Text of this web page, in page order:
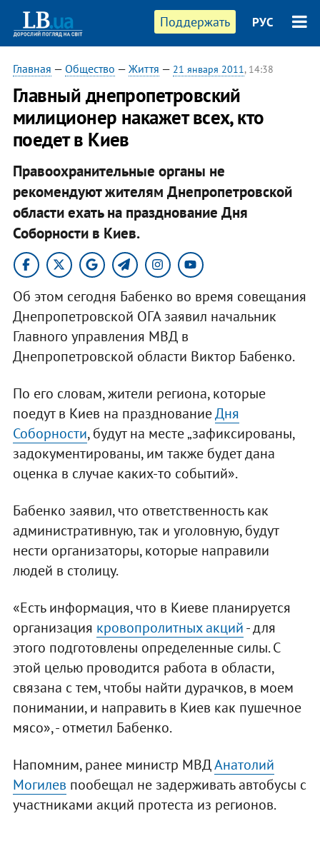
Поддержать РУС
Главная — Общество — Життя — 21 января 2011, 14:38
Главный днепропетровский
милиционер накажет всех, кто
поедет в Киев
Правоохранительные органы не
рекомендуют жителям Днепропетровской
области ехать на празднование Дня
Соборности в Киев.
Об этом сегодня Бабенко во время совещания
Днепропетровской ОГА заявил начальник
Главного управления МВД в
Днепропетровской области Виктор Бабенко.
По его словам, жители региона, которые
поедут в Киев на празднованиеДня
Соборности, будут на месте „зафиксированы,
задокументированы, им также будет дана
оценка в случае каких-то событий».
Бабенко заявил, что ответственность как
административную, так и уголовную, будут
нести организаторы, которые направили
людей в столицу.
«Есть информация, что в Киеве планируется
организация кровопролитных акций- для
этого подготовлены определенные силы. С
этой целью проводится работа в области,
связана с тем, чтобы найти дурачков, в моем
понимании, и направить в Киев как пушечное
мясо», - отметил Бабенко.
Напомним, ранее министр МВДАнатолий
Могилев пообещал не задерживать автобусы с
участниками акций протеста из регионов.